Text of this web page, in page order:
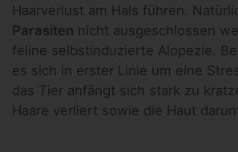
Haarverlust am Hals führen.
Parasiten nicht ausgeschlossen
feline selbstinduzierte Alopezie.
es sich in erster Linie um eine
das Tier anfängt sich stark zu
Haare verliert sowie die Haut